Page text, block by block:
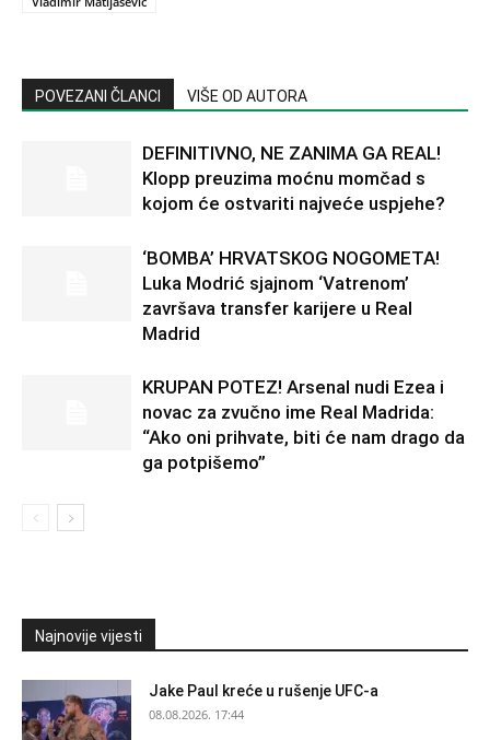
POVEZANI ČLANCI VIŠE OD AUTORA
DEFINITIVNO, NE ZANIMA GA REAL!
Klopp preuzima moćnu momčad s
kojom će ostvariti najveće uspjehe?
‘BOMBA’ HRVATSKOG NOGOMETA!
Luka Modrić sjajnom ‘Vatrenom’
završava transfer karijere u Real
Madrid
KRUPAN POTEZ! Arsenal nudi Ezea i
novac za zvučno ime Real Madrida:
“Ako oni prihvate, biti će nam drago da
ga potpišemo”
Najnovije vijesti
Jake Paul kreće u rušenje UFC-a
08.08.2026. 17:44